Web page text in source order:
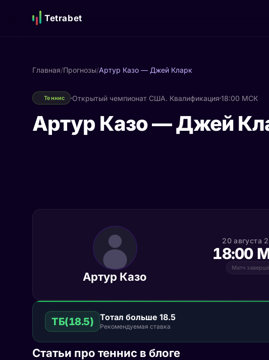
Tetrabet
Главная/Прогнозы/Артур Казо — Джей Кларк
Теннис Открытый чемпионат США. Квалификация 18:00 МСК
Артур Казо — Джей
Артур Казо
20 августа
18:00
Матч
ТБ(18.5) Тотал больше 18.5
Рекомендуемая ставка
Статьи про теннис в блоге